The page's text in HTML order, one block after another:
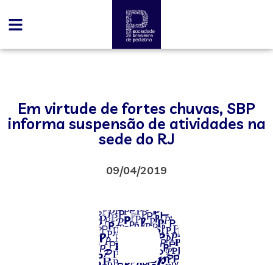
Em virtude de fortes chuvas, SBP
informa suspensão de atividades na
sede do RJ
09/04/2019